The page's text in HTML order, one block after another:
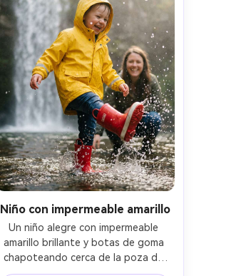
Niño con impermeable amarillo
Un niño alegre con impermeable
amarillo brillante y botas de goma
chapoteando cerca de la poza de
una cascada, padre desenfocado al